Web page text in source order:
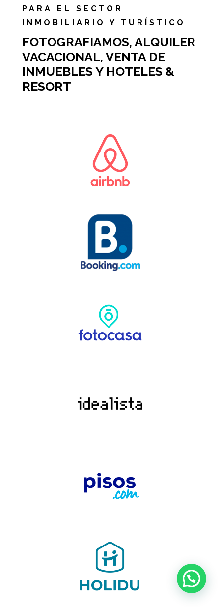
PARA EL SECTOR
INMOBILIARIO Y TURÍSTICO
FOTOGRAFIAMOS, ALQUILER
VACACIONAL, VENTA DE
INMUEBLES Y HOTELES &
RESORT